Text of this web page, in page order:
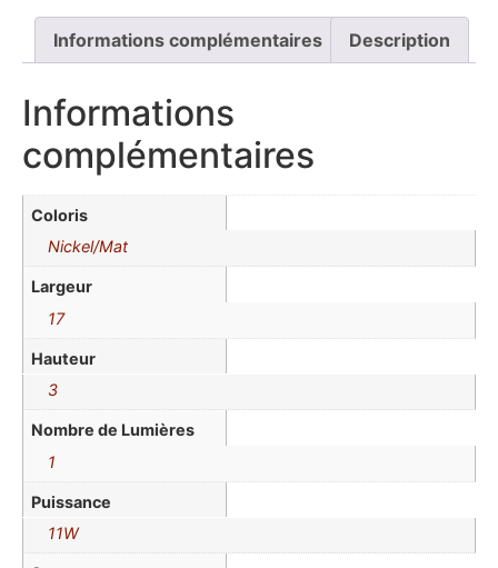
Informations complémentaires Description
Informations
complémentaires
Coloris
Nickel/Mat
Largeur
17
Hauteur
3
Nombre de Lumières
1
Puissance
11W